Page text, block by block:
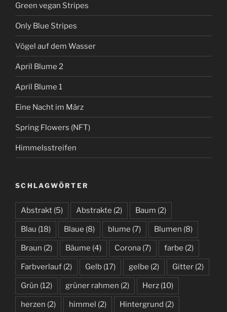
Green vegan Stripes
Only Blue Stripes
Vögel auf dem Wasser
April Blume 2
April Blume 1
Eine Nacht im März
Spring Flowers (NFT)
Himmelsstreifen
SCHLAGWÖRTER
Abstrakt (5) Abstrakte (2) Baum (2)
Blau (18) Blaue (8) blume (7) Blumen (8)
Braun (2) Bäume (4) Corona (7) farbe (2)
Farbverlauf (2) Gelb (17) gelbe (2) Gitter (2)
Grün (12) grüner rahmen (2) Herz (10)
herzen (2) himmel (2) Hintergrund (2)